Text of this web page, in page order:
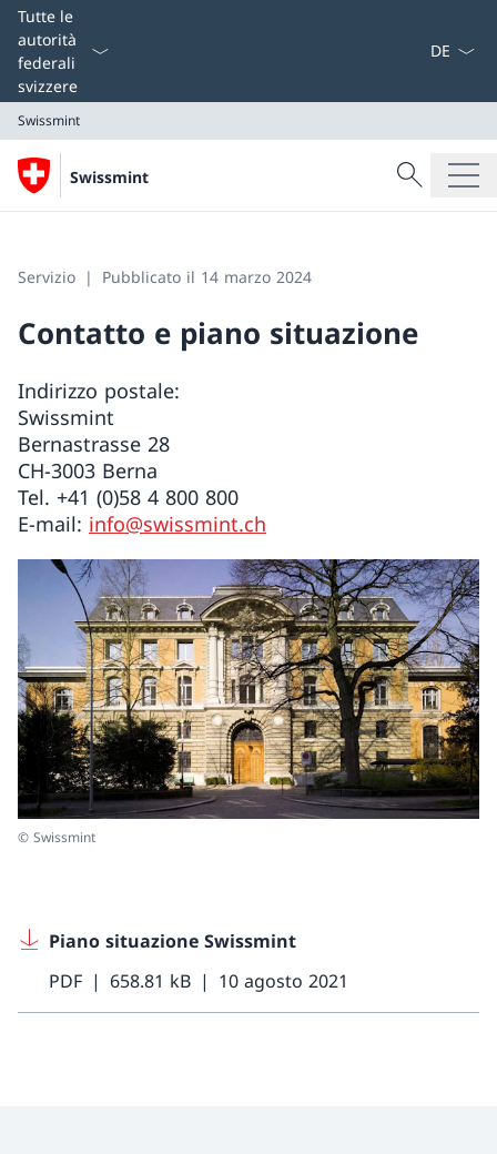
Tutte le
autorità
federali
svizzere
Swissmint
Swissmint
Cercare
Ricerca
Servizio Pubblicato il 14 marzo 2024
Contatto e piano situazione
Indirizzo postale:
Swissmint
Bernastrasse 28
CH-3003 Berna
Tel. +41 (0)58 4 800 800
E-mail: info@swissmint.ch
© Swissmint
Piano situazione Swissmint
PDF
658.81 kB 10 agosto 2021